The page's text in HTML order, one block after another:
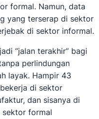
formal. Namun, data
yang terserap di sektor
di sektor informal.
“jalan terakhir” bagi
perlindungan
layak. Hampir 43
di sektor
dan sisanya di
sektor formal